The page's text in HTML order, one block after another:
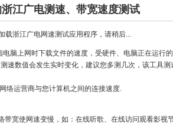
江广电测速、带宽速度测试
载浙江广电网速测试应用程序，请稍后...
电脑上网时下载文件的速度，受硬件、电脑正在运行
速数值会发生实时变化，建议您多测几次，该工具
络运营商与您计算机之间的连接速度.
带宽使网速变慢，如：在线听歌、在线访问观看影视